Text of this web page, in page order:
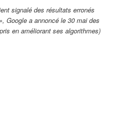
signalé des résultats erronés
Google a annoncé le 30 mai des
en améliorant ses algorithmes)